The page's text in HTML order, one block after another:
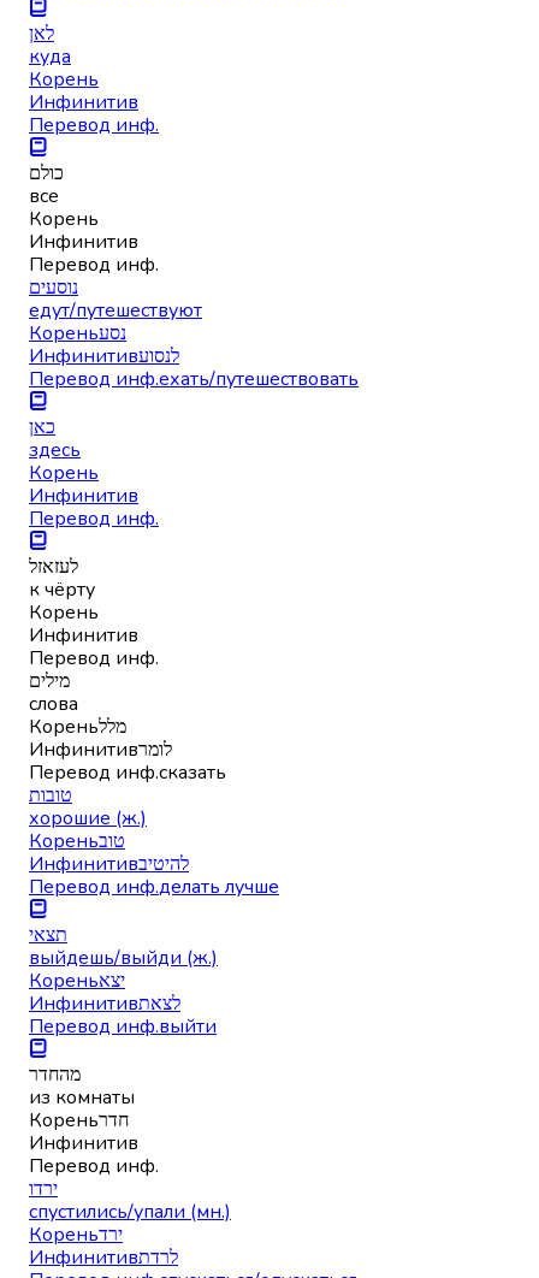
לאן
куда
Корень
Инфинитив
Перевод инф.
כולם
все
Корень
Инфинитив
Перевод инф.
נוסעים
едут/путешествуют
Кореньנסע
Инфинитивלנסוע
Перевод инф.ехать/путешествовать
כאן
здесь
Корень
Инфинитив
Перевод инф.
לעזאזל
к чёрту
Корень
Инфинитив
Перевод инф.
מילים
слова
Кореньמלל
Инфинитивלומר
Перевод инф.сказать
טובות
хорошие (ж.)
Кореньטוב
Инфинитивלהיטיב
Перевод инф.делать лучше
תצאי
выйдешь/выйди (ж.)
Кореньיצא
Инфинитивלצאת
Перевод инф.выйти
מהחדר
из комнаты
Кореньחדר
Инфинитив
Перевод инф.
ירדו
спустились/упали (мн.)
Кореньירד
Инфинитивלרדת